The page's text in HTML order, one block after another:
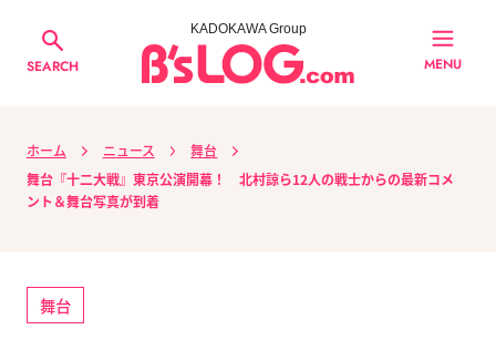
SEARCH
KADOKAWA Group
MENU
ホーム ニュース
舞台
舞台『十二大戦』東京公演開幕！ 北村諒ら12人の戦士からの最新コメ
ント＆舞台写真が到着
舞台